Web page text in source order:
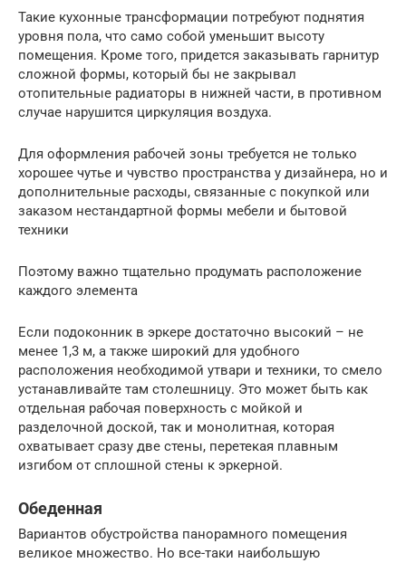
Такие кухонные трансформации потребуют поднятия
уровня пола, что само собой уменьшит высоту
помещения. Кроме того, придется заказывать гарнитур
сложной формы, который бы не закрывал
отопительные радиаторы в нижней части, в противном
случае нарушится циркуляция воздуха.
Для оформления рабочей зоны требуется не только
хорошее чутье и чувство пространства у дизайнера, но и
дополнительные расходы, связанные с покупкой или
заказом нестандартной формы мебели и бытовой
техники
Поэтому важно тщательно продумать расположение
каждого элемента
Если подоконник в эркере достаточно высокий – не
менее 1,3 м, а также широкий для удобного
расположения необходимой утвари и техники, то смело
устанавливайте там столешницу. Это может быть как
отдельная рабочая поверхность с мойкой и
разделочной доской, так и монолитная, которая
охватывает сразу две стены, перетекая плавным
изгибом от сплошной стены к эркерной.
Обеденная
Вариантов обустройства панорамного помещения
великое множество. Но все-таки наибольшую